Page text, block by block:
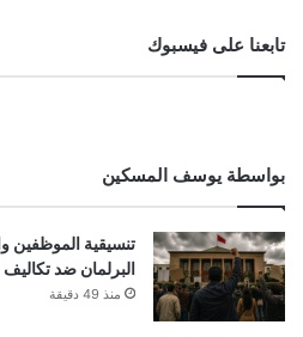
تابعنا على فيسبوك
بواسطة يوسف المسكين
تنسيقية الموظفين
البرلمان ضد
منذ 49 دقيقة